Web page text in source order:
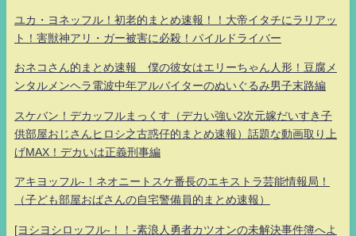
ユカ・ヨネッフル！初老的まとめ速報！！大帝イタチにラリアッ
ト！害獣神アリ・ガー被害に必殺！パイルドライバー
おネコさん的まとめ速報 僕の彼女はエリーちゃん人形！豆腐メ
ンタルメンヘラ電波中年アルバイターのぬいぐるみ男子末路編
スケバン！デカッフルまっくす（デカい強い2次元嫁だいすき子
供部屋おじさんヒロシ之古惑仔的まとめ速報）話題な動画取り上
げMAX！デカいは正義刑事編
アキヨッフル-！ネオニートスケ番長のエキストラ芸能情報局！
（子ども部屋おばさんの自宅警備員的まとめ速報）
[ヨシヨシロッフル-！！-素浪人勇者カツオンの未解決事件簿へよ